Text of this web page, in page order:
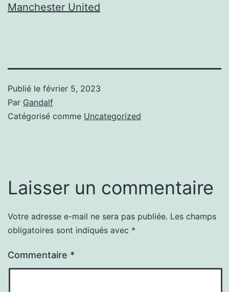
Manchester United
Publié le février 5, 2023
Par Gandalf
Catégorisé comme Uncategorized
Laisser un commentaire
Votre adresse e-mail ne sera pas publiée. Les champs
obligatoires sont indiqués avec *
Commentaire *